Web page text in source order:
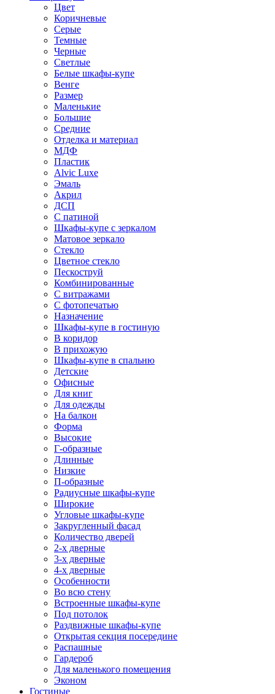
Цвет
Коричневые
Серые
Темные
Черные
Светлые
Белые шкафы-купе
Венге
Размер
Маленькие
Большие
Средние
Отделка и материал
МДФ
Пластик
Alvic Luxe
Эмаль
Акрил
ДСП
С патиной
Шкафы-купе с зеркалом
Матовое зеркало
Стекло
Цветное стекло
Пескоструй
Комбинированные
С витражами
С фотопечатью
Назначение
Шкафы-купе в гостиную
В коридор
В прихожую
Шкафы-купе в спальню
Детские
Офисные
Для книг
Для одежды
На балкон
Форма
Высокие
Г-образные
Длинные
Низкие
П-образные
Радиусные шкафы-купе
Широкие
Угловые шкафы-купе
Закругленный фасад
Количество дверей
2-х дверные
3-х дверные
4-х дверные
Особенности
Во всю стену
Встроенные шкафы-купе
Под потолок
Раздвижные шкафы-купе
Открытая секция посередине
Распашные
Гардероб
Для маленького помещения
Эконом
Гостиные